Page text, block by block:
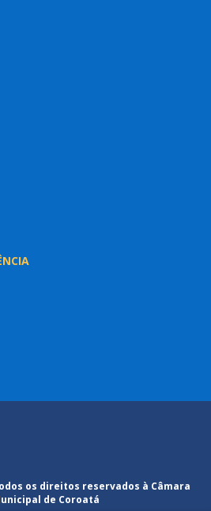
os direitos reservados à Câmara
de Coroatá